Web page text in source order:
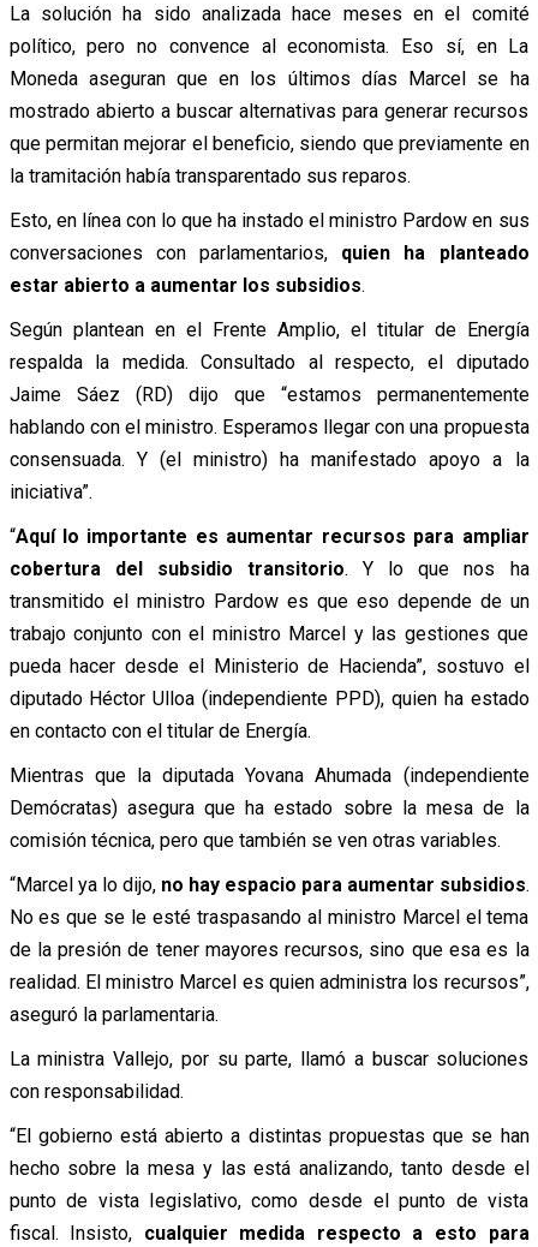
La solución ha sido analizada hace meses en el comité
político, pero no convence al economista. Eso sí, en La
Moneda aseguran que en los últimos días Marcel se ha
mostrado abierto a buscar alternativas para generar recursos
que permitan mejorar el beneficio, siendo que previamente en
la tramitación había transparentado sus reparos.
Esto, en línea con lo que ha instado el ministro Pardow en sus
conversaciones con parlamentarios, quien ha planteado
estar abierto a aumentar los subsidios.
Según plantean en el Frente Amplio, el titular de Energía
respalda la medida. Consultado al respecto, el diputado
Jaime Sáez (RD) dijo que “estamos permanentemente
hablando con el ministro. Esperamos llegar con una propuesta
consensuada. Y (el ministro) ha manifestado apoyo a la
iniciativa”.
“Aquí lo importante es aumentar recursos para ampliar
cobertura del subsidio transitorio. Y lo que nos ha
transmitido el ministro Pardow es que eso depende de un
trabajo conjunto con el ministro Marcel y las gestiones que
pueda hacer desde el Ministerio de Hacienda”, sostuvo el
diputado Héctor Ulloa (independiente PPD), quien ha estado
en contacto con el titular de Energía.
Mientras que la diputada Yovana Ahumada (independiente
Demócratas) asegura que ha estado sobre la mesa de la
comisión técnica, pero que también se ven otras variables.
“Marcel ya lo dijo, no hay espacio para aumentar subsidios.
No es que se le esté traspasando al ministro Marcel el tema
de la presión de tener mayores recursos, sino que esa es la
realidad. El ministro Marcel es quien administra los recursos”,
aseguró la parlamentaria.
La ministra Vallejo, por su parte, llamó a buscar soluciones
con responsabilidad.
“El gobierno está abierto a distintas propuestas que se han
hecho sobre la mesa y las está analizando, tanto desde el
punto de vista legislativo, como desde el punto de vista
fiscal. Insisto, cualquier medida respecto a esto para